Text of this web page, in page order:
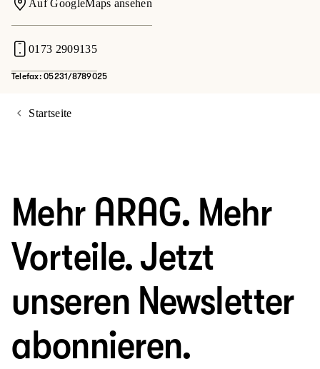
Auf GoogleMaps ansehen
0173 2909135
Telefax: 05231/8789025
Startseite
Mehr ARAG. Mehr
Vorteile. Jetzt
unseren Newsletter
abonnieren.